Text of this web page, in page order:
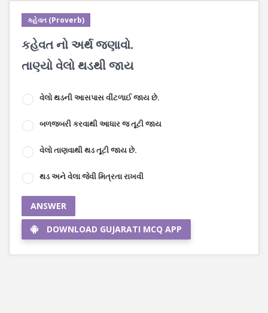
કહેવત (Proverb)
કહેવત નો અર્થ જણાવો.
તાણ્યો વેલો થડથી જાય
વેલો થડની આસપાસ વીંટળાઈ જાય છે.
બળજબરી કરવાથી આધાર જ તૂટી જાય
વેલો તાણવાથી થડ તૂટી જાય છે.
થડ અને વેલા જેવી મિત્રતા રાખવી
ANSWER
DOWNLOAD GUJARATI MCQ APP